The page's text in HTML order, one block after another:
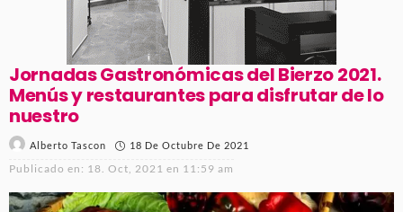
Jornadas Gastronómicas del Bierzo 2021.
Menús y restaurantes para disfrutar de lo
nuestro
Alberto Tascon 18 De Octubre De 2021
Publicado en: 18. Oct, 2021 en 11:59 am